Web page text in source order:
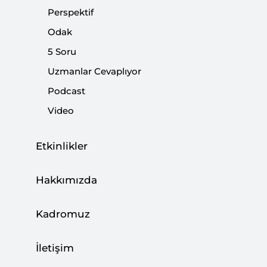
Perspektif
Odak
5 Soru
Uzmanlar Cevaplıyor
Podcast
Video
Etkinlikler
Hakkımızda
Kadromuz
İletişim
çabasındalar ve bunu da gizlemiyorlar.
Paylaş:
kaldı. Ne dersiniz seçim bitti mi? Partiler